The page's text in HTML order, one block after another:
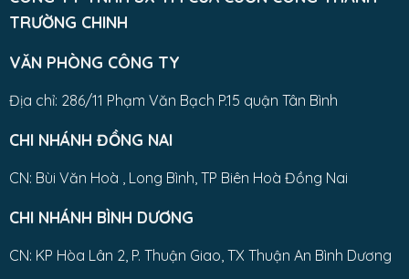
TRƯỜNG CHINH
VĂN PHÒNG CÔNG TY
Địa chỉ: 286/11 Phạm Văn Bạch P.15 quận Tân Bình
CHI NHÁNH ĐỒNG NAI
CN: Bùi Văn Hoà , Long Bình, TP Biên Hoà Đồng Nai
CHI NHÁNH BÌNH DƯƠNG
CN: KP Hòa Lân 2, P. Thuận Giao, TX Thuận An Bình Dương